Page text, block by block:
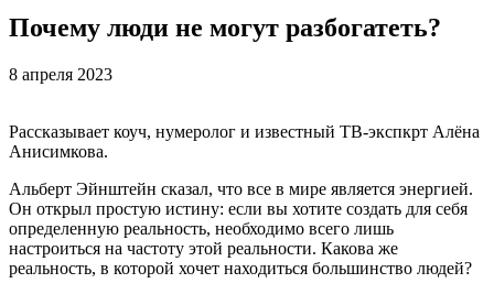
Почему люди не могут разбогатеть?
8 апреля 2023
Рассказывает коуч, нумеролог и известный ТВ-экспкрт Алёна
Анисимкова.
Альберт Эйнштейн сказал, что все в мире является энергией.
Он открыл простую истину: если вы хотите создать для себя
определенную реальность, необходимо всего лишь
настроиться на частоту этой реальности. Какова же
реальность, в которой хочет находиться большинство людей?